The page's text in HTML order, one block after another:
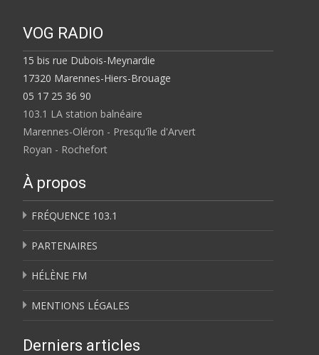
VOG RADIO
15 bis rue Dubois-Meynardie
17320 Marennes-Hiers-Brouage
05 17 25 36 90
103.1 LA station balnéaire
Marennes-Oléron - Presqu'île d'Arvert
Royan - Rochefort
À propos
FRÉQUENCE 103.1
PARTENAIRES
HÉLÈNE FM
MENTIONS LÉGALES
Derniers articles